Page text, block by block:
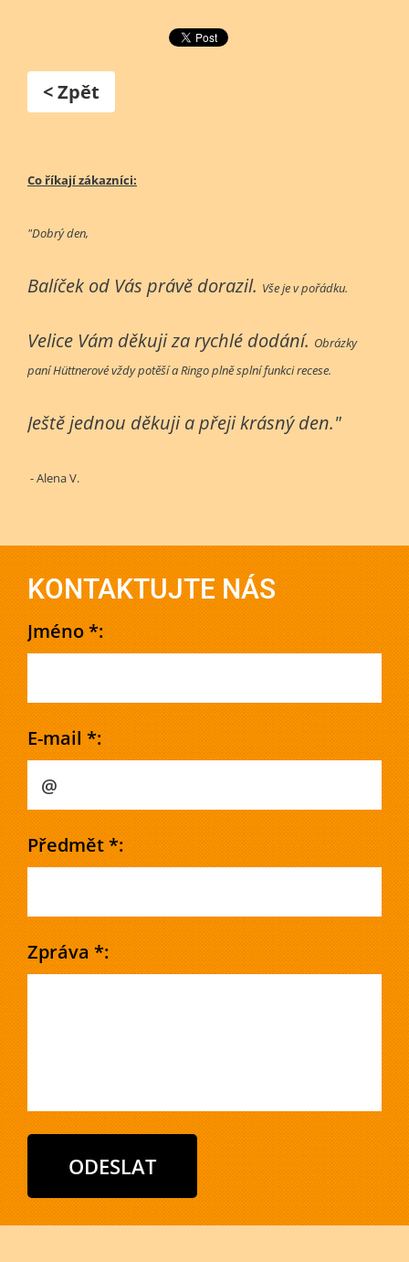
< Zpět
Co říkají zákazníci:
"Dobrý den,
Balíček od Vás právě dorazil. Vše je v pořádku.
Velice Vám děkuji za rychlé dodání. Obrázky
paní Hüttnerové vždy potěší a Ringo plně splní funkci recese.
Ještě jednou děkuji a přeji krásný den."
- Alena V.
KONTAKTUJTE NÁS
Jméno *:
E-mail *:
Předmět *:
Zpráva *: